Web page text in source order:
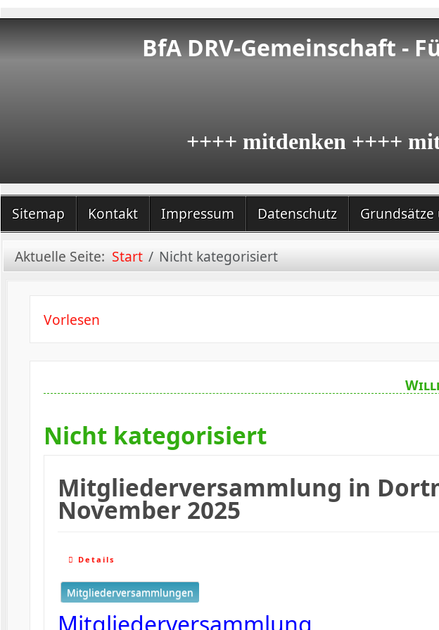
BfA DRV-Gemeinschaft -
++++ mitdenken ++++
Sitemap Kontakt Impressum Datenschutz Grundsätze
Aktuelle Seite: Start Nicht kategorisiert
Vorlesen
Nicht kategorisiert
Mitgliederversammlung in
November 2025
Details
Mitgliederversammlungen